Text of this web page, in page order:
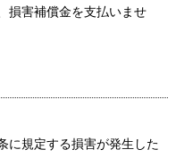
損害補償金を支払いませ
に規定する損害が発生した